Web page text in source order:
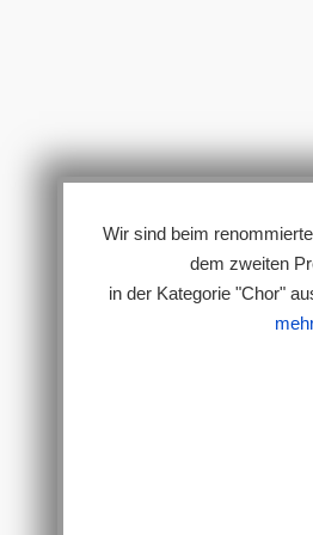
Wir sind beim
dem zweiten
in der Kategorie "Chor"